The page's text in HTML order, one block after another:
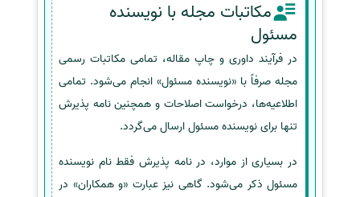
مکاتبات مجله با نویسنده
مسئول
در فرآیند داوری و چاپ مقاله، تمامی مکاتبات رسمی
مجله صرفاً با «نویسنده مسئول» انجام می‌شود. تمامی
اطلاعیه‌ها، درخواست اصلاحات و همچنین نامه پذیرش
تنها برای نویسنده مسئول ارسال می‌گردد.
در بسیاری از موارد، در نامه پذیرش فقط نام نویسنده
مسئول ذکر می‌شود. گاهی نیز عبارت «و همکاران» در